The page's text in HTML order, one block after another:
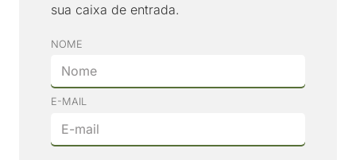
sua caixa de entrada.
NOME
E-MAIL